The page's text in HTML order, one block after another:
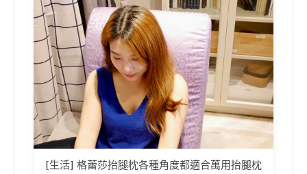
[生活] 格蕾莎抬腿枕各種角度都適合萬用抬腿枕